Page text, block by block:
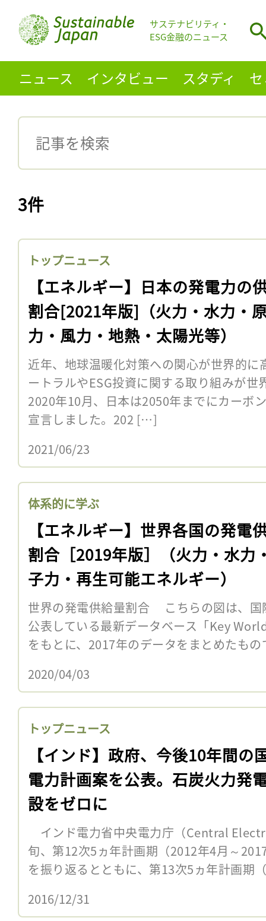
サステナビリティ・
ESG金融のニュース
ニュース インタビュー スタディ
3件
トップニュース
【エネルギー】日本の発電力の
割合[2021年版]（火力・水力・
力・風力・地熱・太陽光等）
近年、地球温暖化対策への関心が世界的に
ートラルやESG投資に関する取り組みが世
2020年10月、日本は2050年までにカーボ
宣言しました。202 […]
2021/06/23
体系的に学ぶ
【エネルギー】世界各国の発電
割合［2019年版］（火力・水力
子力・再生可能エネルギー）
世界の発電供給量割合 こちらの図は、国
公表している最新データベース「Key
をもとに、2017年のデータをまとめたも
2020/04/03
トップニュース
【インド】政府、今後10年間の
電力計画案を公表。石炭火力発
設をゼロに
インド電力省中央電力庁（Central
旬、第12次5ヵ年計画期（2012年4月～
を振り返るとともに、第13次5ヵ年計画期
2016/12/31